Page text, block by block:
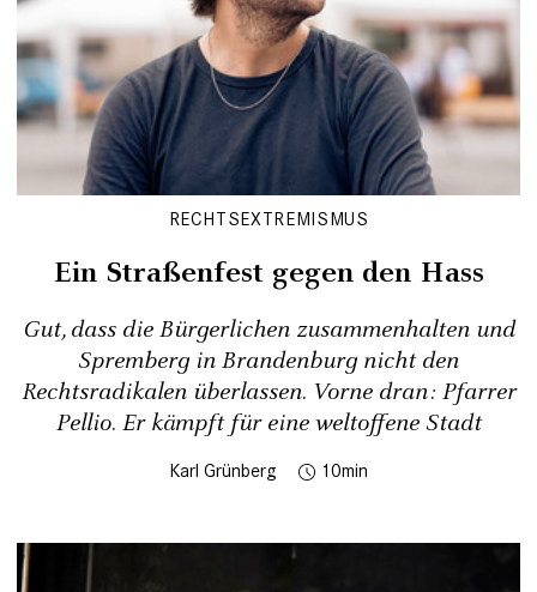
RECHTSEXTREMISMUS
Ein Straßenfest gegen den Hass
Gut, dass die Bürgerlichen zusammenhalten und
Spremberg in Brandenburg nicht den
Rechtsradikalen überlassen. Vorne dran: Pfarrer
Pellio. Er kämpft für eine weltoffene Stadt
Karl Grünberg 10